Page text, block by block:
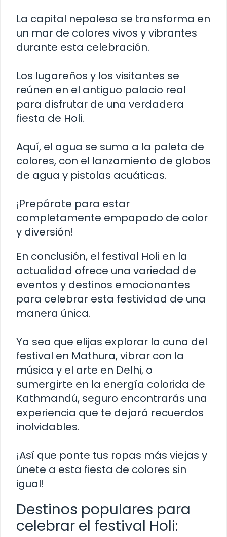
La capital nepalesa se transforma en
un mar de colores vivos y vibrantes
durante esta celebración.
Los lugareños y los visitantes se
reúnen en el antiguo palacio real
para disfrutar de una verdadera
fiesta de Holi.
Aquí, el agua se suma a la paleta de
colores, con el lanzamiento de globos
de agua y pistolas acuáticas.
¡Prepárate para estar
completamente empapado de color
y diversión!
En conclusión, el festival Holi en la
actualidad ofrece una variedad de
eventos y destinos emocionantes
para celebrar esta festividad de una
manera única.
Ya sea que elijas explorar la cuna del
festival en Mathura, vibrar con la
música y el arte en Delhi, o
sumergirte en la energía colorida de
Kathmandú, seguro encontrarás una
experiencia que te dejará recuerdos
inolvidables.
¡Así que ponte tus ropas más viejas y
únete a esta fiesta de colores sin
igual!
Destinos populares para
celebrar el festival Holi: